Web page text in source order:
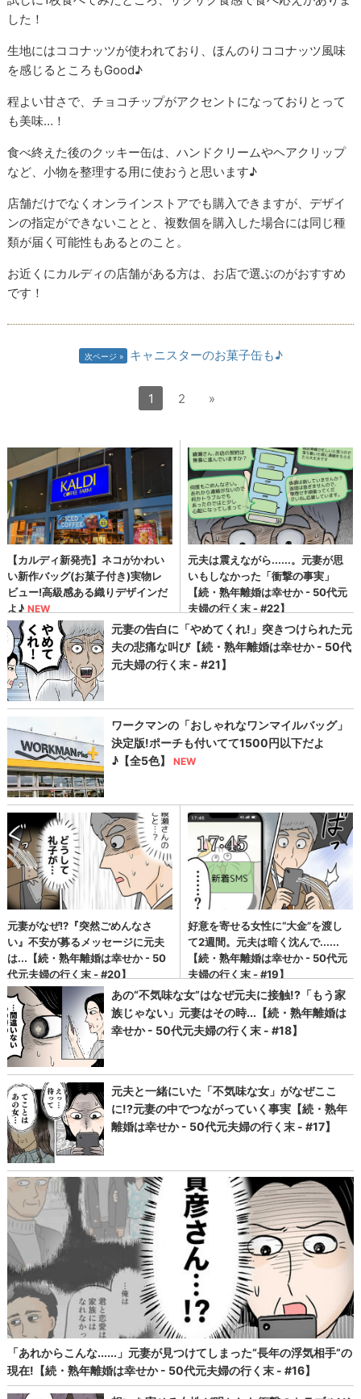
した！
生地にはココナッツが使われており、ほんのりココナッツ風味
を感じるところもGood♪
程よい甘さで、チョコチップがアクセントになっておりとって
も美味…！
食べ終えた後のクッキー缶は、ハンドクリームやヘアクリップ
など、小物を整理する用に使おうと思います♪
店舗だけでなくオンラインストアでも購入できますが、デザイ
ンの指定ができないことと、複数個を購入した場合には同じ種
類が届く可能性もあるとのこと。
お近くにカルディの店舗がある方は、お店で選ぶのがおすすめ
です！
次ページ キャニスターのお菓子缶も♪
1 2 »